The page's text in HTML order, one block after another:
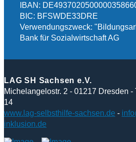
IBAN:
BIC: BFSWDE33DRE
Verwendungszweck:
Bank für Sozialwirtschaft AG
LAG SH Sachsen e.V.
Michelangelostr. 2 - 01217 Dresden
14
www.lag-selbsthilfe-sachsen.de -
inklusion.de